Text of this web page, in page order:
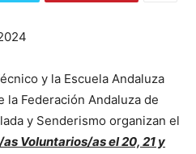
y la Escuela Andaluza
la Federación Andaluza de
y Senderismo organizan el
Voluntarios/as el 20, 21 y